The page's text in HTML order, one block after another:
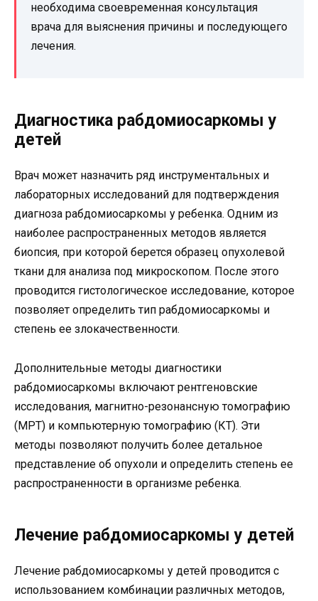
необходима своевременная консультация
врача для выяснения причины и последующего
лечения.
Диагностика рабдомиосаркомы у
детей
Врач может назначить ряд инструментальных и
лабораторных исследований для подтверждения
диагноза рабдомиосаркомы у ребенка. Одним из
наиболее распространенных методов является
биопсия, при которой берется образец опухолевой
ткани для анализа под микроскопом. После этого
проводится гистологическое исследование, которое
позволяет определить тип рабдомиосаркомы и
степень ее злокачественности.
Дополнительные методы диагностики
рабдомиосаркомы включают рентгеновские
исследования, магнитно-резонансную томографию
(МРТ) и компьютерную томографию (КТ). Эти
методы позволяют получить более детальное
представление об опухоли и определить степень ее
распространенности в организме ребенка.
Лечение рабдомиосаркомы у детей
Лечение рабдомиосаркомы у детей проводится с
использованием комбинации различных методов,